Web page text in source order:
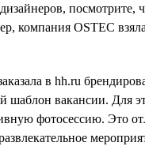
посмотрите,
компания OSTEC
в hh.ru
шаблон вакансии. Для
фотосессию. Это